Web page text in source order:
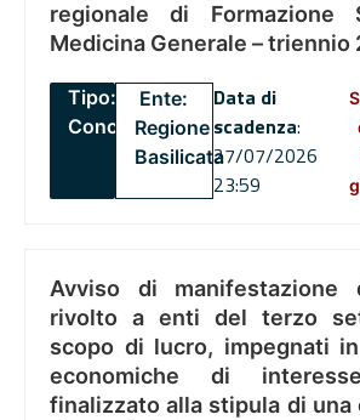
regionale di Formazione
Medicina Generale –
Tipo:
Concorsi
Ente:
Regione
Basilicata
Data di
scadenza:
27/07/2026
23:59
Avviso di manifestazione
rivolto a enti del terzo
scopo di lucro, impegnati
economiche di
finalizzato alla stipula di una